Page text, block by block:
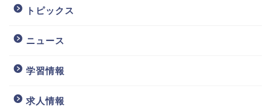
トピックス
ニュース
学習情報
求人情報